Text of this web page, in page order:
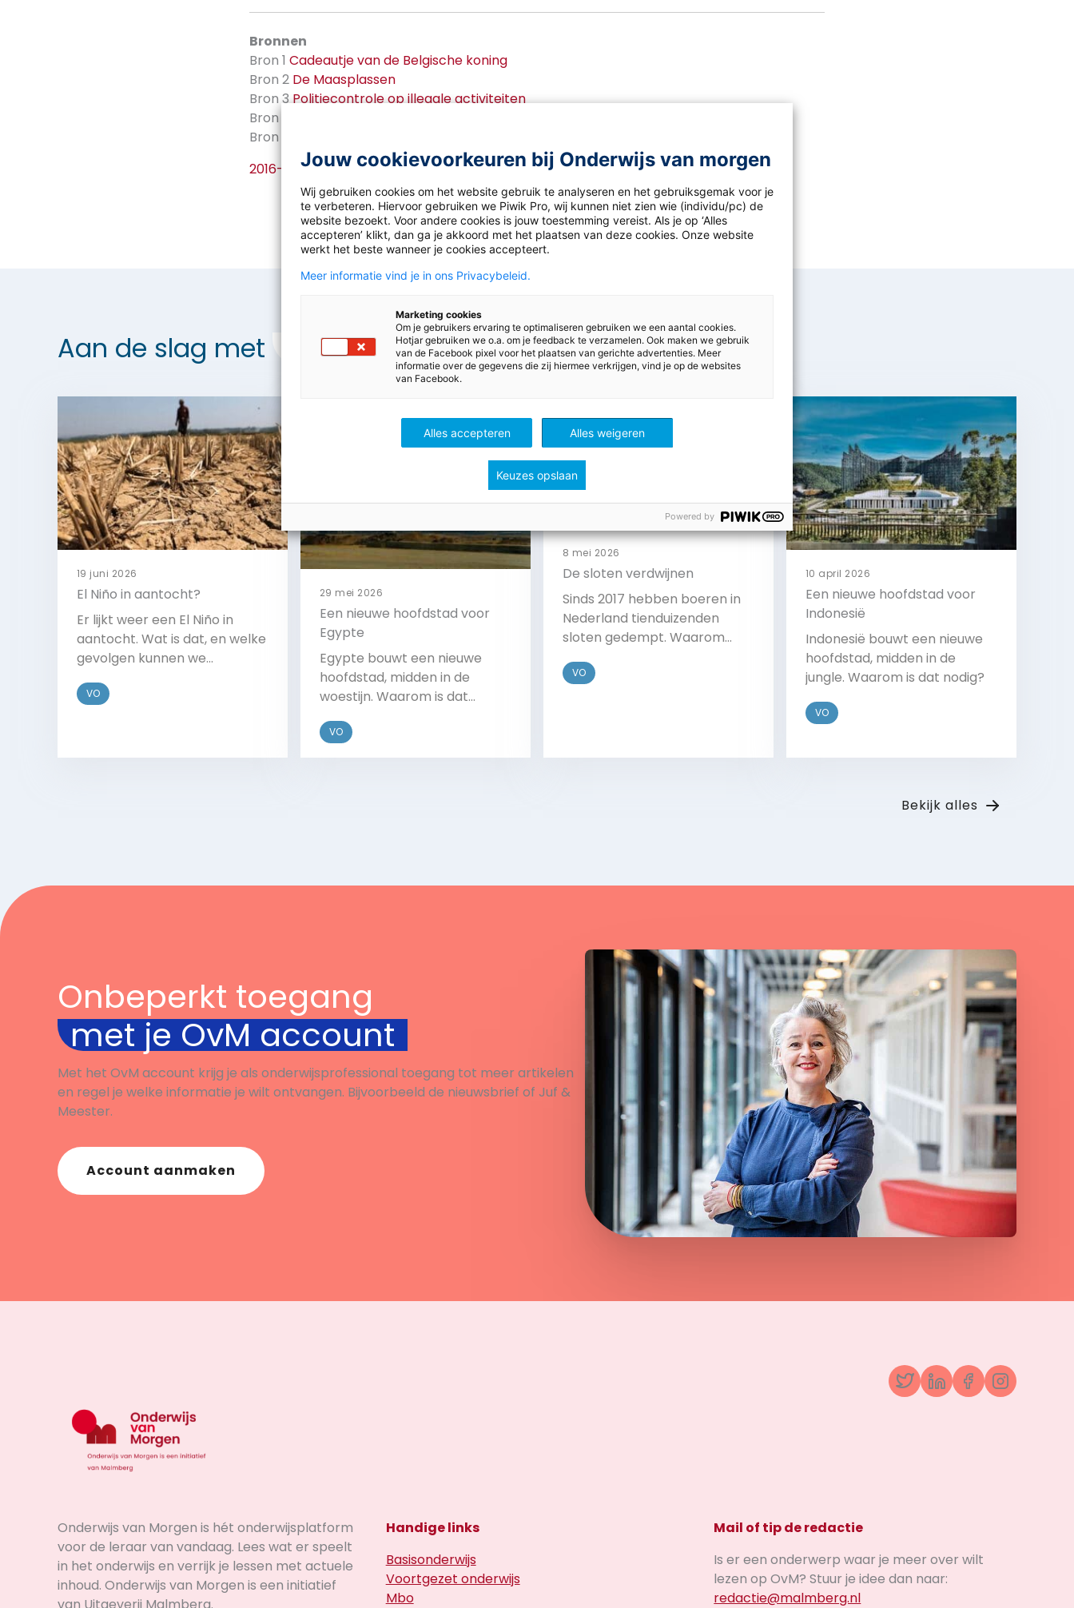
Bronnen
Bron 1 Cadeautje van de Belgische koning
Bron 2 De Maasplassen
Bron 3Politiecontrole op illegale activiteiten
Bron 4
Bron 5
2016-14-Werkblad-Belgie-wordt-Nederland
Aan de slag met Aardrijkskunde
19 juni 2026
El Niño in aantocht?
Er lijkt weer een El Niño in
aantocht. Wat is dat, en welke
gevolgen kunnen we
VO
29 mei 2026
Een nieuwe hoofdstad voor
Egypte
Egypte bouwt een nieuwe
hoofdstad, midden in de
woestijn. Waarom is dat
VO
8 mei 2026
De sloten verdwijnen
Sinds 2017 hebben boeren in
Nederland tienduizenden
sloten gedempt. Waarom
gevolgen?
VO
10 april 2026
Een nieuwe hoofdstad voor
Indonesië
Indonesië bouwt een nieuwe
hoofdstad, midden in de
jungle. Waarom is dat nodig?
VO
Bekijk alles
Onbeperkt toegang
met je OvM account
Met het OvM account krijg je als onderwijsprofessional toegang tot meer artikelen
en regel je welke informatie je wilt ontvangen. Bijvoorbeeld de nieuwsbrief of Juf &
Meester.
Account aanmaken
TwitterLinkedInFacebook
Onderwijs van Morgen is hét onderwijsplatform
voor de leraar van vandaag. Lees wat er speelt
in het onderwijs en verrijk je lessen met actuele
inhoud. Onderwijs van Morgen is een initiatief
Handige links
Basisonderwijs
Voortgezet onderwijs
Mbo
Mail of tip de redactie
Is er een onderwerp waar je meer over wilt
lezen op OvM? Stuur je idee dan naar:
redactie@malmberg.nl
Jouw cookievoorkeuren bij Onderwijs van morgen
Wij gebruiken cookies om het website gebruik te analyseren en het gebruiksgemak voor je
te verbeteren. Hiervoor gebruiken we Piwik Pro, wij kunnen niet zien wie (individu/pc) de
website bezoekt. Voor andere cookies is jouw toestemming vereist. Als je op ‘Alles
accepteren’ klikt, dan ga je akkoord met het plaatsen van deze cookies. Onze website
werkt het beste wanneer je cookies accepteert.
Meer informatie vind je in ons Privacybeleid.
Marketing cookies
Om je gebruikers ervaring te optimaliseren gebruiken we een aantal cookies.
Hotjar gebruiken we o.a. om je feedback te verzamelen. Ook maken we gebruik
van de Facebook pixel voor het plaatsen van gerichte advertenties. Meer
informatie over de gegevens die zij hiermee verkrijgen, vind je op de websites
van Facebook.
Alles accepteren Alles weigeren
Keuzes opslaan
Powered by